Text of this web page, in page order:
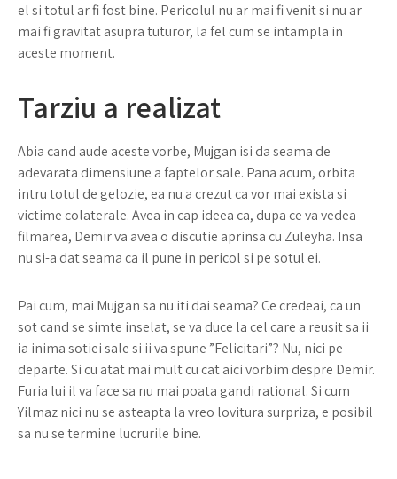
el si totul ar fi fost bine. Pericolul nu ar mai fi venit si nu ar
mai fi gravitat asupra tuturor, la fel cum se intampla in
aceste moment.
Tarziu a realizat
Abia cand aude aceste vorbe, Mujgan isi da seama de
adevarata dimensiune a faptelor sale. Pana acum, orbita
intru totul de gelozie, ea nu a crezut ca vor mai exista si
victime colaterale. Avea in cap ideea ca, dupa ce va vedea
filmarea, Demir va avea o discutie aprinsa cu Zuleyha. Insa
nu si-a dat seama ca il pune in pericol si pe sotul ei.
Pai cum, mai Mujgan sa nu iti dai seama? Ce credeai, ca un
sot cand se simte inselat, se va duce la cel care a reusit sa ii
ia inima sotiei sale si ii va spune ”Felicitari”? Nu, nici pe
departe. Si cu atat mai mult cu cat aici vorbim despre Demir.
Furia lui il va face sa nu mai poata gandi rational. Si cum
Yilmaz nici nu se asteapta la vreo lovitura surpriza, e posibil
sa nu se termine lucrurile bine.